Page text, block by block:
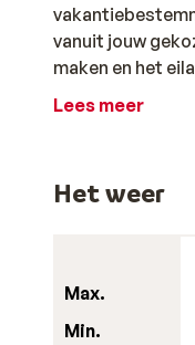
vanuit jouw
maken en het
Het was zomaar
aan wal, en
achtertuin. In
waardoor zijn
inmiddels beter
Lees meer
Het weer
Max.
Min.